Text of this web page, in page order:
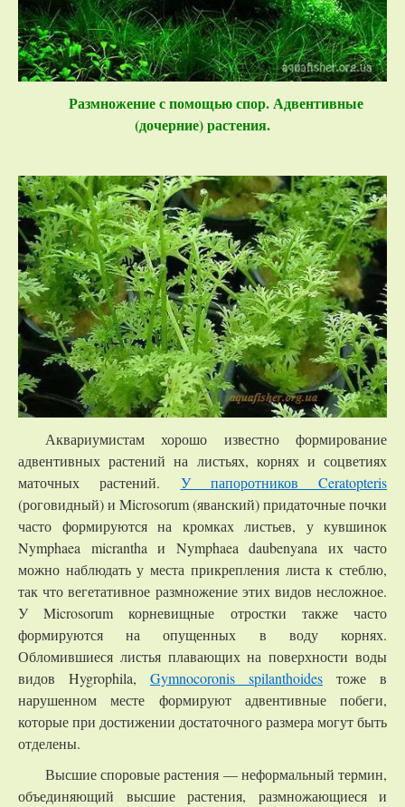
Размножение с помощью спор. Адвентивные
(дочерние) растения.
Аквариумистам хорошо известно формирование
адвентивных растений на листьях, корнях и соцветиях
маточных растений. У папоротников Ceratopteris
(роговидный) и Microsorum (яванский) придаточные почки
часто формируются на кромках листьев, у кувшинок
Nymphaea micrantha и Nymphaea daubenyana их часто
можно наблюдать у места прикрепления листа к стеблю,
так что вегетативное размножение этих видов несложное.
У Microsorum корневищные отростки также часто
формируются на опущенных в воду корнях.
Обломившиеся листья плавающих на поверхности воды
видов Hygrophila, Gymnocoronis spilanthoides тоже в
нарушенном месте формируют адвентивные побеги,
которые при достижении достаточного размера могут быть
отделены.
Высшие споровые растения — неформальный термин,
объединяющий высшие растения, размножающиеся и